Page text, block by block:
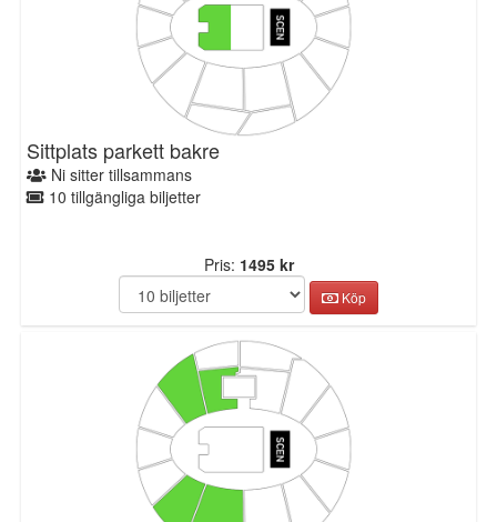
Sittplats parkett bakre
Ni sitter tillsammans
10 tillgängliga biljetter
Pris: 1495 kr
Köp